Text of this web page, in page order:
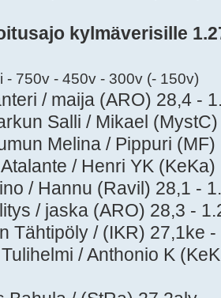
kylmäverisille
- 750v - 450v - 300v (- 150v)
/ maija (ARO) 28,4 -
Salli / Mikael
Melina / Pippuri
/ Henri YK
/ Hannu (Ravil) 28,1 -
/ jaska (ARO) 28,3 -
Tähtipöly / (IKR) 27,1ke -
/ Anthonio K